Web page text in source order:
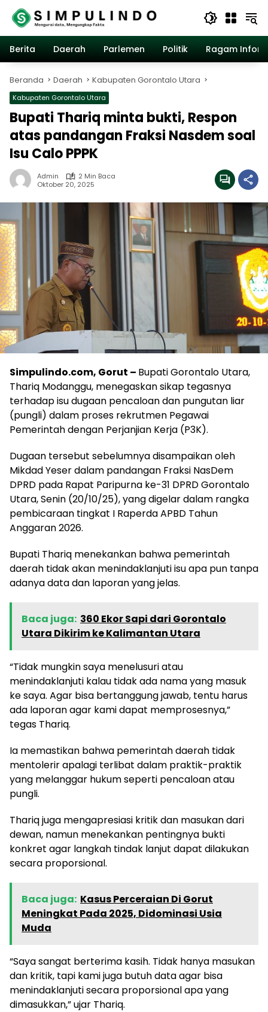
Langsung
konten
Berita
Daerah Parlemen Politik Ragam
Beranda Daerah Kabupaten Gorontalo Utara
Kabupaten Gorontalo Utara
Bupati Thariq minta bukti, Respon
atas pandangan Fraksi Nasdem soal
Isu Calo PPPK
Admin
2 Min Baca
Oktober 20, 2025
Simpulindo.com, Gorut – Bupati Gorontalo Utara,
Thariq Modanggu, menegaskan sikap tegasnya
terhadap isu dugaan pencaloan dan pungutan liar
(pungli) dalam proses rekrutmen Pegawai
Pemerintah dengan Perjanjian Kerja (P3K).
Dugaan tersebut sebelumnya disampaikan oleh
Mikdad Yeser dalam pandangan Fraksi NasDem
DPRD pada Rapat Paripurna ke-31 DPRD Gorontalo
Utara, Senin (20/10/25), yang digelar dalam rangka
pembicaraan tingkat I Raperda APBD Tahun
Anggaran 2026.
Bupati Thariq menekankan bahwa pemerintah
daerah tidak akan menindaklanjuti isu apa pun tanpa
adanya data dan laporan yang jelas.
Baca juga: 360 Ekor Sapi dari Gorontalo
Utara Dikirim ke Kalimantan Utara
“Tidak mungkin saya menelusuri atau
menindaklanjuti kalau tidak ada nama yang masuk
ke saya. Agar bisa bertanggung jawab, tentu harus
ada laporan agar kami dapat memprosesnya,”
tegas Thariq.
Ia memastikan bahwa pemerintah daerah tidak
mentolerir apalagi terlibat dalam praktik-praktik
yang melanggar hukum seperti pencaloan atau
pungli.
Thariq juga mengapresiasi kritik dan masukan dari
dewan, namun menekankan pentingnya bukti
konkret agar langkah tindak lanjut dapat dilakukan
secara proporsional.
Baca juga: Kasus Perceraian Di Gorut
Meningkat Pada 2025, Didominasi Usia
Muda
“Saya sangat berterima kasih. Tidak hanya masukan
dan kritik, tapi kami juga butuh data agar bisa
menindaklanjuti secara proporsional apa yang
dimasukkan,” ujar Thariq.